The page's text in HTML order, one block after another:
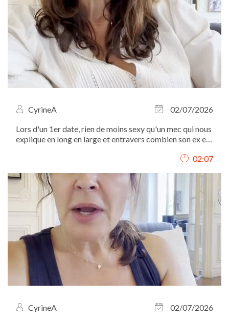
CyrineA
02/07/2026
Lors d'un 1er date, rien de moins sexy qu'un mec qui nous
explique en long en large et entravers combien son ex est
02:07
CyrineA
02/07/2026